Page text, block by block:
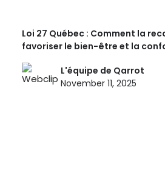
Loi 27 Québec : Comment la
favoriser le bien-être et la
L'équipe de Qarrot
November 11, 2025